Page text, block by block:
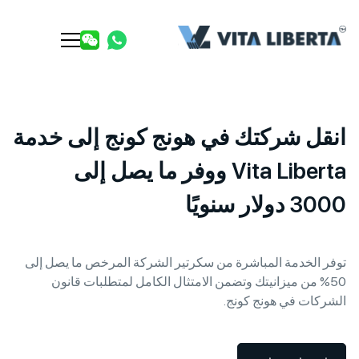
شركتك في هونج كونج إلى خدمة
Vita Liberta ووفر ما يصل إلى
المباشرة من سكرتير الشركة المرخص ما يصل إلى
ميزانيتك وتضمن الامتثال الكامل لمتطلبات قانون
هونج كونج.